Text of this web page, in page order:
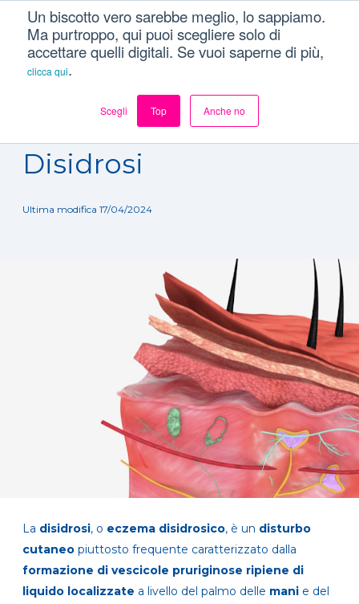
Un biscotto vero sarebbe meglio, lo sappiamo.
Ma purtroppo, qui puoi scegliere solo di
accettare quelli digitali. Se vuoi saperne di più,
clicca qui.
Scegli Top Anche no
Patologie/ Disidrosi
Disidrosi
Ultima modifica 17/04/2024
La disidrosi, o eczema disidrosico, è un disturbo
cutaneo piuttosto frequente caratterizzato dalla
formazione di vescicole pruriginose ripiene di
liquido localizzate a livello del palmo delle mani e del